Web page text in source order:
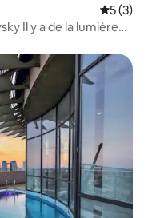
5 (3)
Il y a de la lumière